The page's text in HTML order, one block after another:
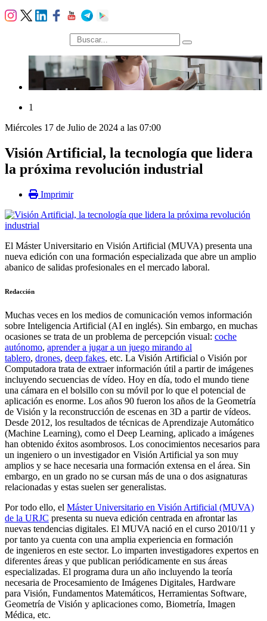
búsqueda
1
Miércoles 17 de Julio de 2024 a las 07:00
Visión Artificial, la tecnología que lidera
la próxima revolución industrial
Imprimir
El Máster Universitario en Visión Artificial (MUVA) presenta una
nueva edición con una formación especializada que abre un amplio
abanico de salidas profesionales en el mercado laboral.
Redacción
Muchas veces en los medios de comunicación vemos información
sobre Inteligencia Artificial (AI en inglés). Sin embargo, en muchas
ocasiones se trata de un problema de percepción visual: coche
autónomo, aprender a jugar a un juego mirando al
tablero, drones, deep fakes, etc. La Visión Artificial o Visión por
Computadora trata de extraer información útil a partir de imágenes
incluyendo secuencias de vídeo. Hoy en día, todo el mundo tiene
una cámara en el bolsillo con su móvil por lo que el potencial de
aplicación es enorme. Los años 90 fueron los años de la Geometría
de Visión y la reconstrucción de escenas en 3D a partir de vídeos.
Desde 2012, los resultados de técnicas de Aprendizaje Automático
(Machine Learning), como el Deep Learning, aplicado a imágenes
han obtenido éxitos asombrosos. Los conocimientos necesarios para
un ingeniero o un investigador en Visión Artificial ya son muy
amplios y se hace necesaria una formación extensa en el área. Sin
embargo, en un grado no se cursan más de una o dos asignaturas
relacionadas y estas suelen ser generalistas.
Por todo ello, el Máster Universitario en Visión Artificial (MUVA)
de la URJC presenta su nueva edición centrada en afrontar las
nuevas tendencias digitales. El MUVA nació en el curso 2010/11 y
por tanto ya cuenta con una amplia experiencia en formación
de ingenieros en este sector. Lo imparten investigadores expertos en
diferentes áreas y que publican periódicamente en sus áreas
especializadas. El programa dura un año incluyendo la teoría
necesaria de Procesamiento de Imágenes Digitales, Hardware
para Visión, Fundamentos Matemáticos, Herramientas Software,
Geometría de Visión y aplicaciones como, Biometría, Imagen
Médica, etc.